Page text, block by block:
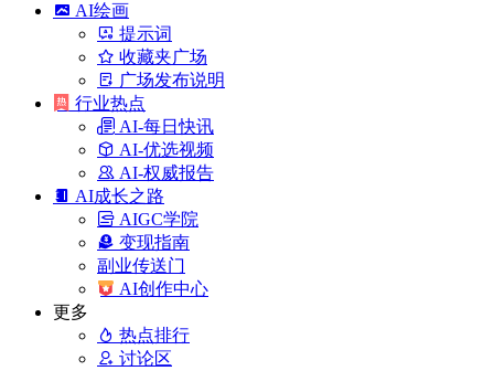
AI绘画
提示词
收藏夹广场
广场发布说明
行业热点
AI-每日快讯
AI-优选视频
AI-权威报告
AI成长之路
AIGC学院
变现指南
副业传送门
AI创作中心
更多
热点排行
讨论区